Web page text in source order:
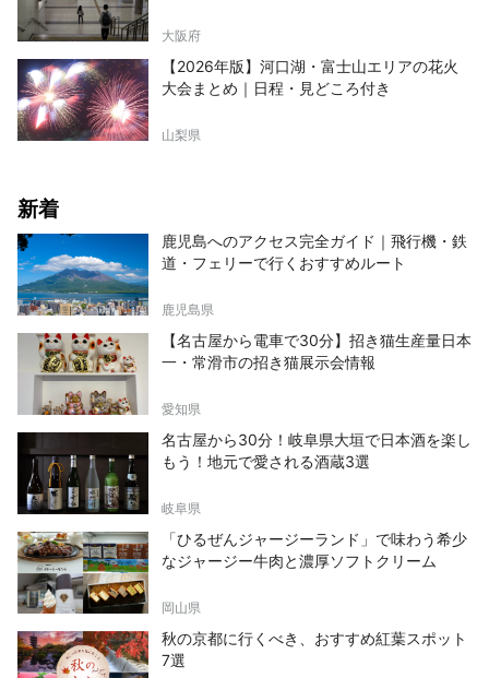
大阪府
【2026年版】河口湖・富士山エリアの花火
大会まとめ｜日程・見どころ付き
山梨県
新着
鹿児島へのアクセス完全ガイド｜飛行機・鉄
道・フェリーで行くおすすめルート
鹿児島県
【名古屋から電車で30分】招き猫生産量日本
一・常滑市の招き猫展示会情報
愛知県
名古屋から30分！岐阜県大垣で日本酒を楽し
もう！地元で愛される酒蔵3選
岐阜県
「ひるぜんジャージーランド」で味わう希少
なジャージー牛肉と濃厚ソフトクリーム
岡山県
秋の京都に行くべき、おすすめ紅葉スポット
7選